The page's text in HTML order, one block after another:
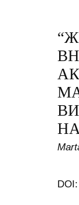
DOI: